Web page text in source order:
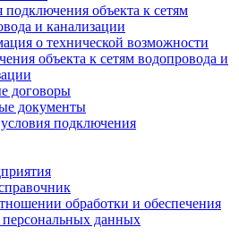
подключения объекта к сетям
и канализации
о технической возможности
объекта к сетям водопровода и
договоры
документы
подключения
обработки и обеспечения
персональных данных